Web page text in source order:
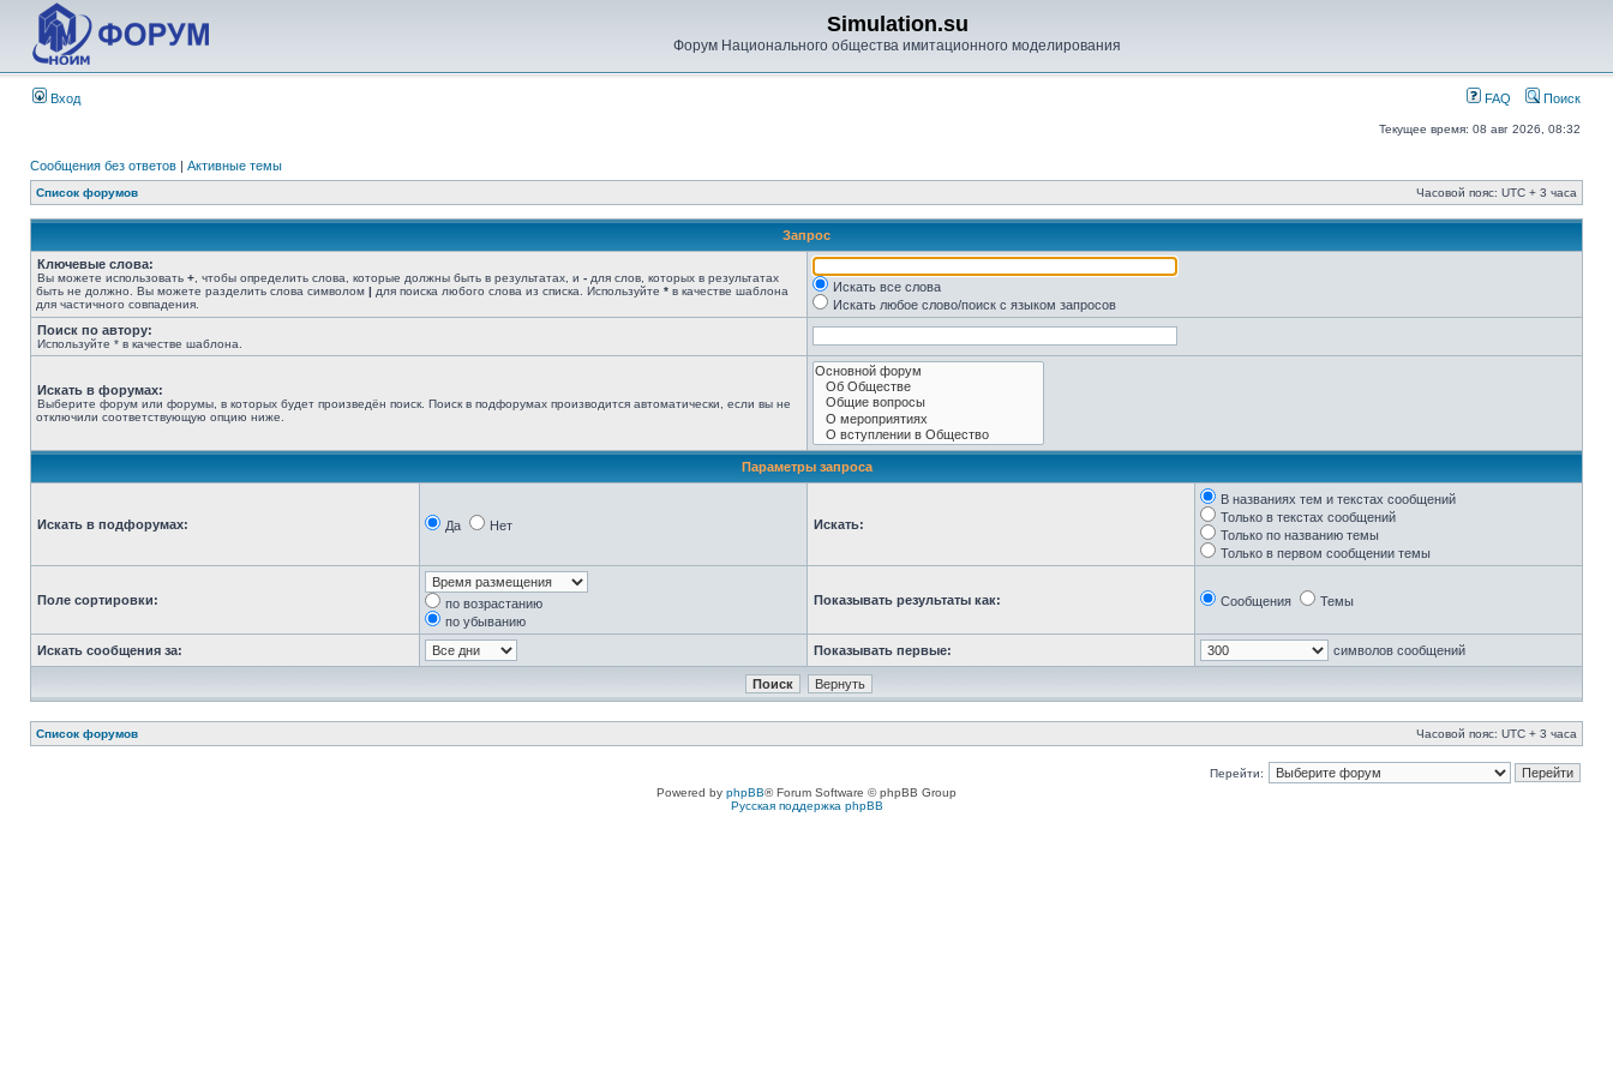
Simulation.su
Форум Национального общества имитационного моделирования
Вход FAQ Поиск
Текущее время: 08 авг 2026, 08:32
Сообщения без ответов | Активные темы
Список форумов Часовой пояс: UTC + 3 часа
Запрос
Ключевые слова:
Вы можете использовать + , чтобы определить слова, которые должны быть в результатах, и - для слов, которых в результатах
быть не должно. Вы можете разделить слова символом | для поиска любого слова из списка. Используйте * в качестве шаблона
для частичного совпадения.
Искать все слова
Искать любое слово/поиск с языком запросов
Поиск по автору:
Используйте * в качестве шаблона.
Искать в форумах:
Выберите форум или форумы, в которых будет произведён поиск. Поиск в подфорумах производится автоматически, если вы не
отключили соответствующую опцию ниже.
Параметры запроса
Искать в подфорумах: Да Нет Искать:
В названиях тем и текстах сообщений
Только в текстах сообщений
Только по названию темы
Только в первом сообщении темы
Поле сортировки:
по возрастанию
по убыванию
Показывать результаты как: Сообщения Темы
Искать сообщения за: Показывать первые: символов сообщений
Список форумов Часовой пояс: UTC + 3 часа
Перейти:
Powered by phpBB® Forum Software © phpBB Group
Русская поддержка phpBB